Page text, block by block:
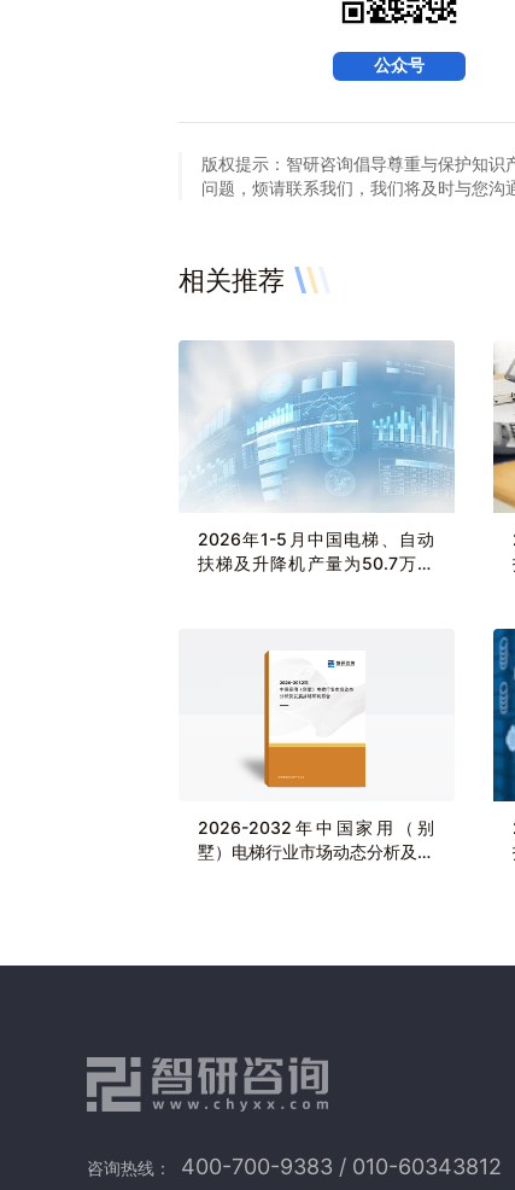
公众号
版权提示：智研咨询倡导尊重与保护知
问题，烦请联系我们，我们将及时与您
相关推荐
2026年1-5月中国电梯、自动
扶梯及升降机产量为50.7万台
2026-2032年中国家用（别
墅）电梯行业市场动态分析及发
咨询热线： 400-700-9383 / 010-60343812